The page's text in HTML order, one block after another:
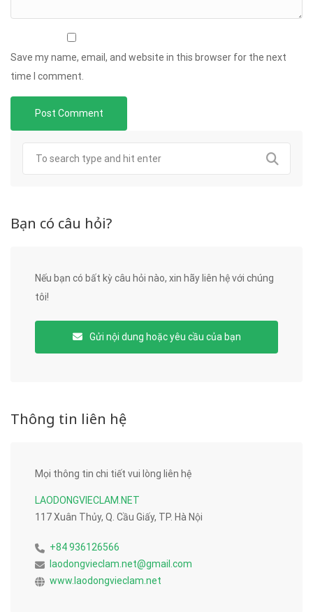
Save my name, email, and website in this browser for the next
time I comment.
Bạn có câu hỏi?
Nếu bạn có bất kỳ câu hỏi nào, xin hãy liên hệ với chúng
tôi!
Gửi nội dung hoặc yêu cầu của bạn
Thông tin liên hệ
Mọi thông tin chi tiết vui lòng liên hệ
LAODONGVIECLAM.NET
117 Xuân Thủy, Q. Cầu Giấy, TP. Hà Nội
+84 936126566
laodongvieclam.net@gmail.com
www.laodongvieclam.net